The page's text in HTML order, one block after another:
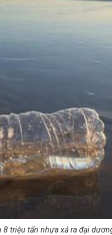
triệu tấn nhựa xả ra đại